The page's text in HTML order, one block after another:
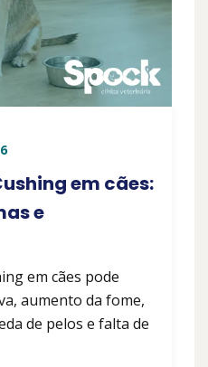
em cães:
e
em cães pode
aumento da fome,
de pelos e falta de